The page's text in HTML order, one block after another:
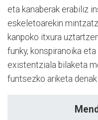
eta kanaberak erabiliz
eskeletoarekin
kanpoko itxura
funky, konspiranoika
existentziala bilaketa
funtsezko ariketa